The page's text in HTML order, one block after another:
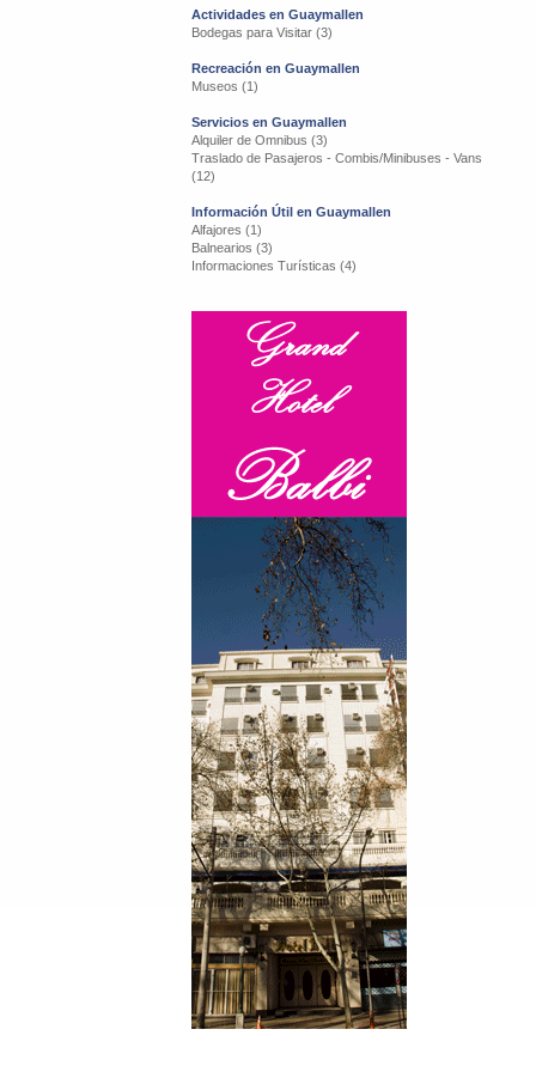
Actividades en Guaymallen
Bodegas para Visitar (3)
Recreación en Guaymallen
Museos (1)
Servicios en Guaymallen
Alquiler de Omnibus (3)
Traslado de Pasajeros - Combis/Minibuses - Vans
(12)
Información Útil en Guaymallen
Alfajores (1)
Balnearios (3)
Informaciones Turísticas (4)